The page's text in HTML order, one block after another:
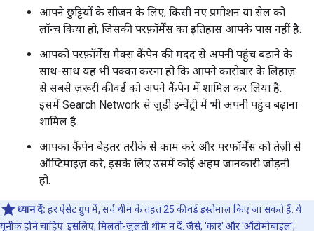
आपने छुट्टियों के सीज़न के लिए, किसी नए प्रमोशन या सेल को
लॉन्च किया हो, जिसकी परफ़ॉर्मेंस का इतिहास आपके पास नहीं है.
आपको परफ़ॉर्मेंस मैक्स कैंपेन की मदद से अपनी पहुंच बढ़ाने के
साथ-साथ यह भी पक्का करना हो कि आपने कारोबार के लिहाज़
से सबसे ज़रूरी कीवर्ड को अपने कैंपेन में शामिल कर लिया है.
इसमें Search Network से जुड़ी इन्वेंट्री में भी अपनी पहुंच बढ़ाना
शामिल है.
आपका कैंपेन बेहतर तरीके से काम करे और परफ़ॉर्मेंस को तेज़ी से
ऑप्टिमाइज़ करे, इसके लिए उसमें कोई अहम जानकारी जोड़नी
हो.
ध्यान दें: हर ऐसेट ग्रुप में, सर्च थीम के तहत 25 कीवर्ड इस्तेमाल किए जा सकते हैं. ये
यूनीक होने चाहिए. इसलिए, मिलती-जुलती थीम न दें. जैसे, 'कार' और 'ऑटोमोबाइल',